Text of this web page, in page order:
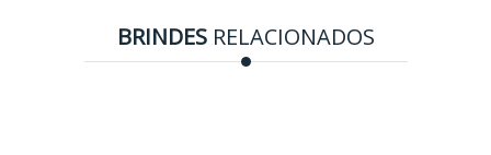
BRINDESRELACIONADOS